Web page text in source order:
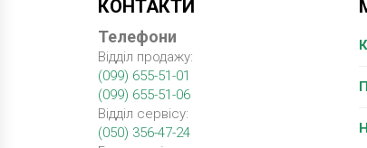
КОНТАКТИ
Телефони
Відділ продажу:
(099) 655-51-01
(099) 655-51-06
Відділ сервісу:
(050) 356-47-24